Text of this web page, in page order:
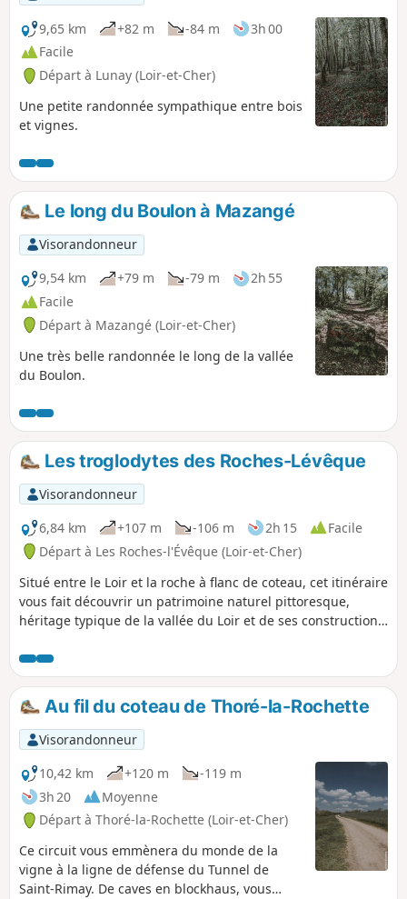
9,65 km
+82 m -84 m
3h 00
Facile
Départ à Lunay (Loir-et-Cher)
Une petite randonnée sympathique entre bois
et vignes.
Le long du Boulon à Mazangé
Visorandonneur
9,54 km
+79 m -79 m
2h 55
Facile
Départ à Mazangé (Loir-et-Cher)
Une très belle randonnée le long de la vallée
du Boulon.
Les troglodytes des Roches-Lévêque
Visorandonneur
6,84 km
+107 m -106 m 2h 15
Facile
Départ à Les Roches-l'Évêque (Loir-et-Cher)
Situé entre le Loir et la roche à flanc de coteau, cet itinéraire
vous fait découvrir un patrimoine naturel pittoresque,
héritage typique de la vallée du Loir et de ses constructions
Au fil du coteau de Thoré-la-Rochette
Visorandonneur
10,42 km
+120 m
-119 m
3h 20
Moyenne
Départ à Thoré-la-Rochette (Loir-et-Cher)
Ce circuit vous emmènera du monde de la
vigne à la ligne de défense du Tunnel de
Saint-Rimay. De caves en blockhaus, vous